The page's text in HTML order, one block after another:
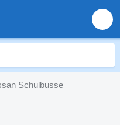
Schulbusse